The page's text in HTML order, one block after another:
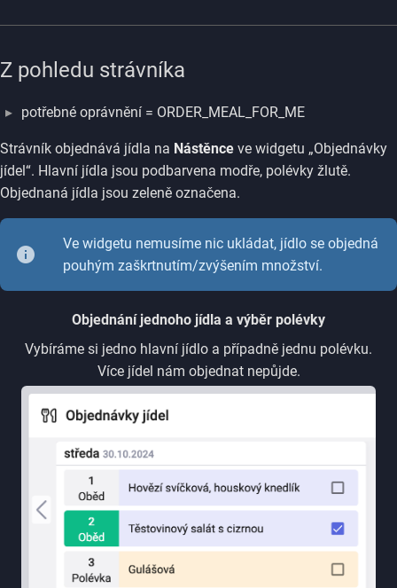
Z pohledu strávníka
potřebné oprávnění = ORDER_MEAL_FOR_ME
Strávník objednává jídla na Nástěnce ve widgetu „Objednávky
jídel“. Hlavní jídla jsou podbarvena modře, polévky žlutě.
Objednaná jídla jsou zeleně označena.
Ve widgetu nemusíme nic ukládat, jídlo se objedná
pouhým zaškrtnutím/zvýšením množství.
Objednání jednoho jídla a výběr polévky
Vybíráme si jedno hlavní jídlo a případně jednu polévku.
Více jídel nám objednat nepůjde.